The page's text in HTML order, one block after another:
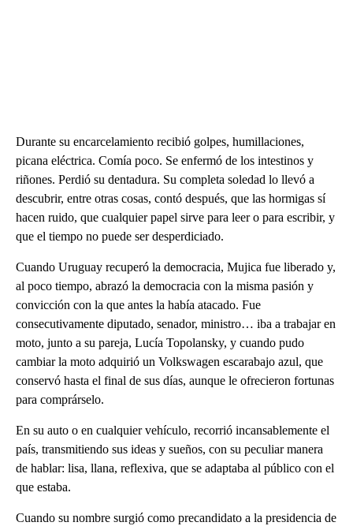
Durante su encarcelamiento recibió golpes, humillaciones,
picana eléctrica. Comía poco. Se enfermó de los intestinos y
riñones. Perdió su dentadura. Su completa soledad lo llevó a
descubrir, entre otras cosas, contó después, que las hormigas sí
hacen ruido, que cualquier papel sirve para leer o para escribir, y
que el tiempo no puede ser desperdiciado.
Cuando Uruguay recuperó la democracia, Mujica fue liberado y,
al poco tiempo, abrazó la democracia con la misma pasión y
convicción con la que antes la había atacado. Fue
consecutivamente diputado, senador, ministro… iba a trabajar en
moto, junto a su pareja, Lucía Topolansky, y cuando pudo
cambiar la moto adquirió un Volkswagen escarabajo azul, que
conservó hasta el final de sus días, aunque le ofrecieron fortunas
para comprárselo.
En su auto o en cualquier vehículo, recorrió incansablemente el
país, transmitiendo sus ideas y sueños, con su peculiar manera
de hablar: lisa, llana, reflexiva, que se adaptaba al público con el
que estaba.
Cuando su nombre surgió como precandidato a la presidencia de